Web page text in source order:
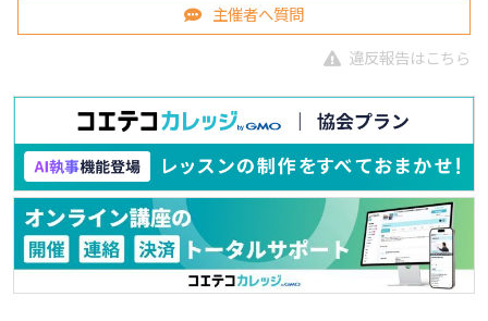
主催者へ質問
違反報告はこちら